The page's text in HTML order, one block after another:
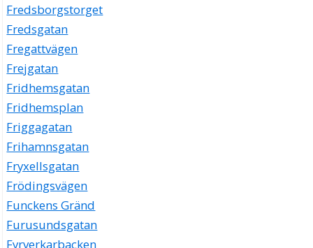
Fredsborgstorget
Fredsgatan
Fregattvägen
Frejgatan
Fridhemsgatan
Fridhemsplan
Friggagatan
Frihamnsgatan
Fryxellsgatan
Frödingsvägen
Funckens Gränd
Furusundsgatan
Fyrverkarbacken